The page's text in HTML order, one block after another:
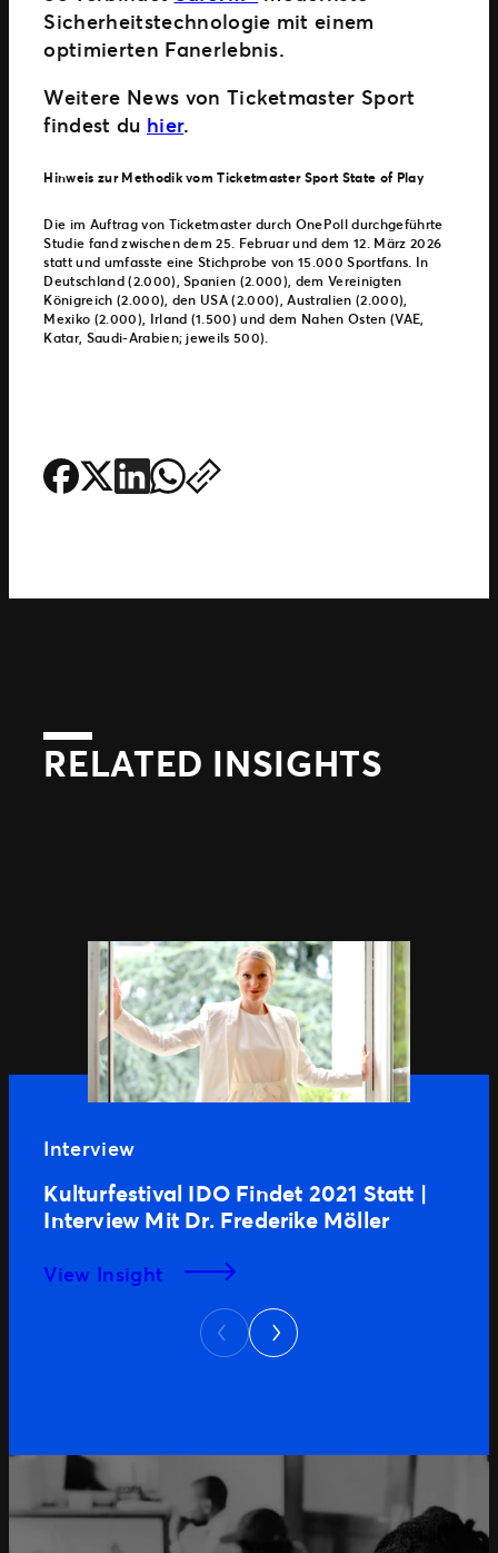
Sicherheitstechnologie mit einem
optimierten Fanerlebnis.
Weitere News von Ticketmaster Sport
findest du hier.
Hinweis zur Methodik vomTicketmaster Sport State of Play
Die im Auftrag von Ticketmaster durch OnePoll durchgeführte
Studie fand zwischen dem 25. Februar und dem 12. März 2026
statt und umfasste eine Stichprobe von 15.000 Sportfans. In
Deutschland (2.000), Spanien (2.000), dem Vereinigten
Königreich (2.000), den USA (2.000), Australien (2.000),
Mexiko (2.000), Irland (1.500) und dem Nahen Osten (VAE,
Katar, Saudi-Arabien; jeweils 500).
RELATED INSIGHTS
Interview
Kulturfestival IDO Findet 2021 Statt |
Interview Mit Dr. Frederike Möller
View Insight
Previous
Next